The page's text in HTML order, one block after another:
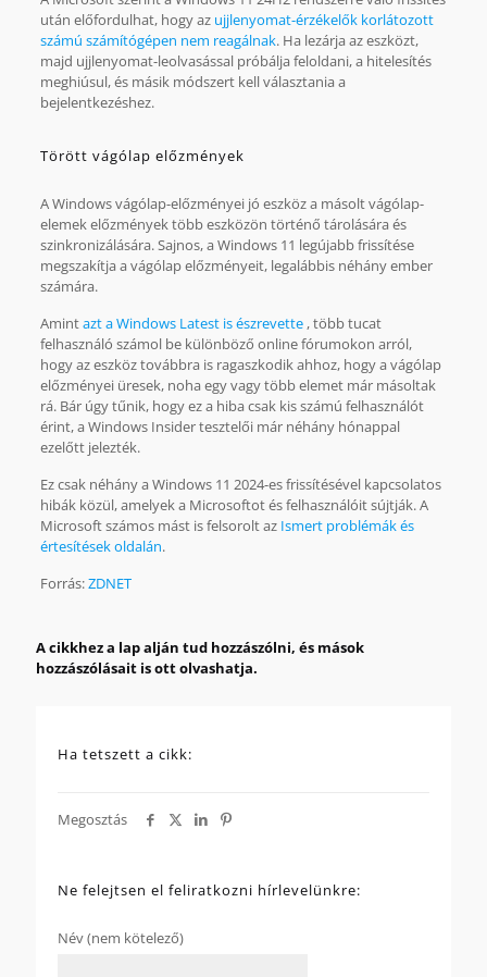
után előfordulhat, hogy az ujjlenyomat-érzékelők korlátozott
számú számítógépen nem reagálnak. Ha lezárja az eszközt,
majd ujjlenyomat-leolvasással próbálja feloldani, a hitelesítés
meghiúsul, és másik módszert kell választania a
bejelentkezéshez.
Törött vágólap előzmények
A Windows vágólap-előzményei jó eszköz a másolt vágólap-
elemek előzmények több eszközön történő tárolására és
szinkronizálására. Sajnos, a Windows 11 legújabb frissítése
megszakítja a vágólap előzményeit, legalábbis néhány ember
számára.
Amintazt a Windows Latest is észrevette, több tucat
felhasználó számol be különböző online fórumokon arról,
hogy az eszköz továbbra is ragaszkodik ahhoz, hogy a vágólap
előzményei üresek, noha egy vagy több elemet már másoltak
rá. Bár úgy tűnik, hogy ez a hiba csak kis számú felhasználót
érint, a Windows Insider tesztelői már néhány hónappal
ezelőtt jelezték.
Ez csak néhány a Windows 11 2024-es frissítésével kapcsolatos
hibák közül, amelyek a Microsoftot és felhasználóit sújtják. A
Microsoft számos mást is felsorolt ​​az Ismert problémák és
értesítések oldalán.
Forrás:ZDNET
A cikkhez a lap alján tud hozzászólni, és mások
hozzászólásait is ott olvashatja.
Ha tetszett a cikk:
Megosztás
Ne felejtsen el feliratkozni hírlevelünkre:
Név (nem kötelező)